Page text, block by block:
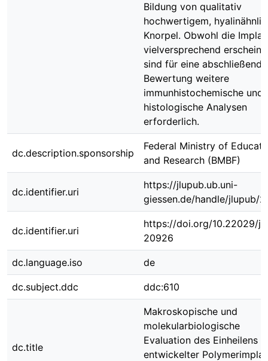
Bildung von qualitativ
hochwertigem,
Knorpel. Obwohl die
vielversprechend
sind für eine abschließende
Bewertung weitere
immunhistochemische und
histologische Analysen
erforderlich.
dc.description.sponsorship
Federal Ministry of
and Research (BMBF)
dc.identifier.uri
https://jlupub.ub.uni-
giessen.de/handle/jlupub/
dc.identifier.uri
https://doi.org/10.22029/
20926
dc.language.iso de
dc.subject.ddc ddc:610
dc.title
Makroskopische und
molekularbiologische
Evaluation des Einheilens
entwickelter